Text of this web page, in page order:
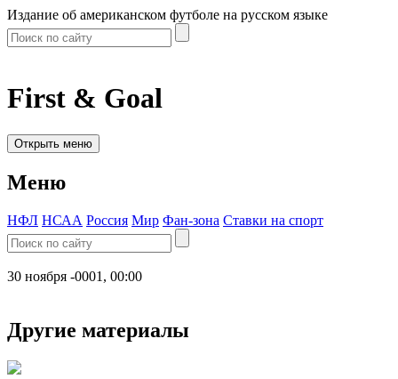
Издание об американском футболе на русском языке
First & Goal
Открыть меню
Меню
НФЛ НСАА Россия Мир Фан-зона Ставки на спорт
30 ноября -0001, 00:00
Другие материалы